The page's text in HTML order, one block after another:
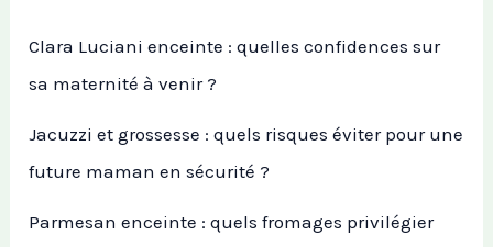
Clara Luciani enceinte : quelles confidences sur
sa maternité à venir ?
Jacuzzi et grossesse : quels risques éviter pour une
future maman en sécurité ?
Parmesan enceinte : quels fromages privilégier